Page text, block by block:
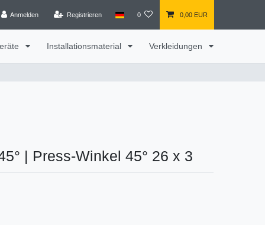
Anmelden Registrieren 0 0,00 EUR
Installationsmaterial Verkleidungen
| Press-Winkel 45° 26 x 3